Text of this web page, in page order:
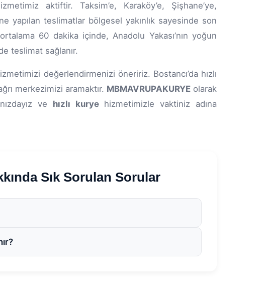
aktiftir. Taksim’e, Karaköy’e, Şişhane’ye,
yapılan teslimatlar bölgesel yakınlık sayesinde son
60 dakika içinde, Anadolu Yakası’nın yoğun
teslimat sağlanır.
değerlendirmenizi öneririz. Bostancı’da hızlı
merkezimizi aramaktır. MBMAVRUPAKURYE olarak
ve hızlı kuryehizmetimizle vaktiniz adına
Sık Sorulan Sorular